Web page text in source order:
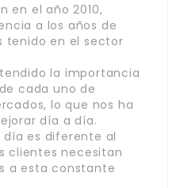
en el año 2010,
a los años de
tenido en el sector
la importancia
cada uno de
lo que nos ha
día a día.
es diferente al
clientes necesitan
a esta constante